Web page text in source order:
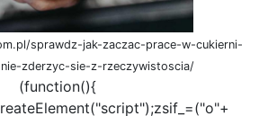
sprawdz-jak-zaczac-prace-w-cukierni-
zderzyc-sie-z-rzeczywistoscia/
(function(){